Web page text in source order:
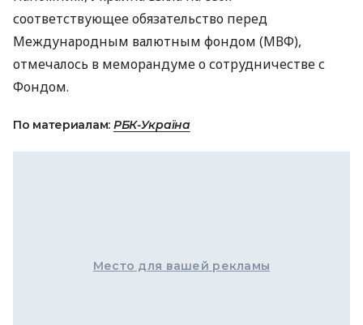
соответствующее обязательство перед
Международным валютным фондом (МВФ),
отмечалось в меморандуме о сотрудничестве с
Фондом.
По материалам: РБК-Україна
Место для вашей рекламы